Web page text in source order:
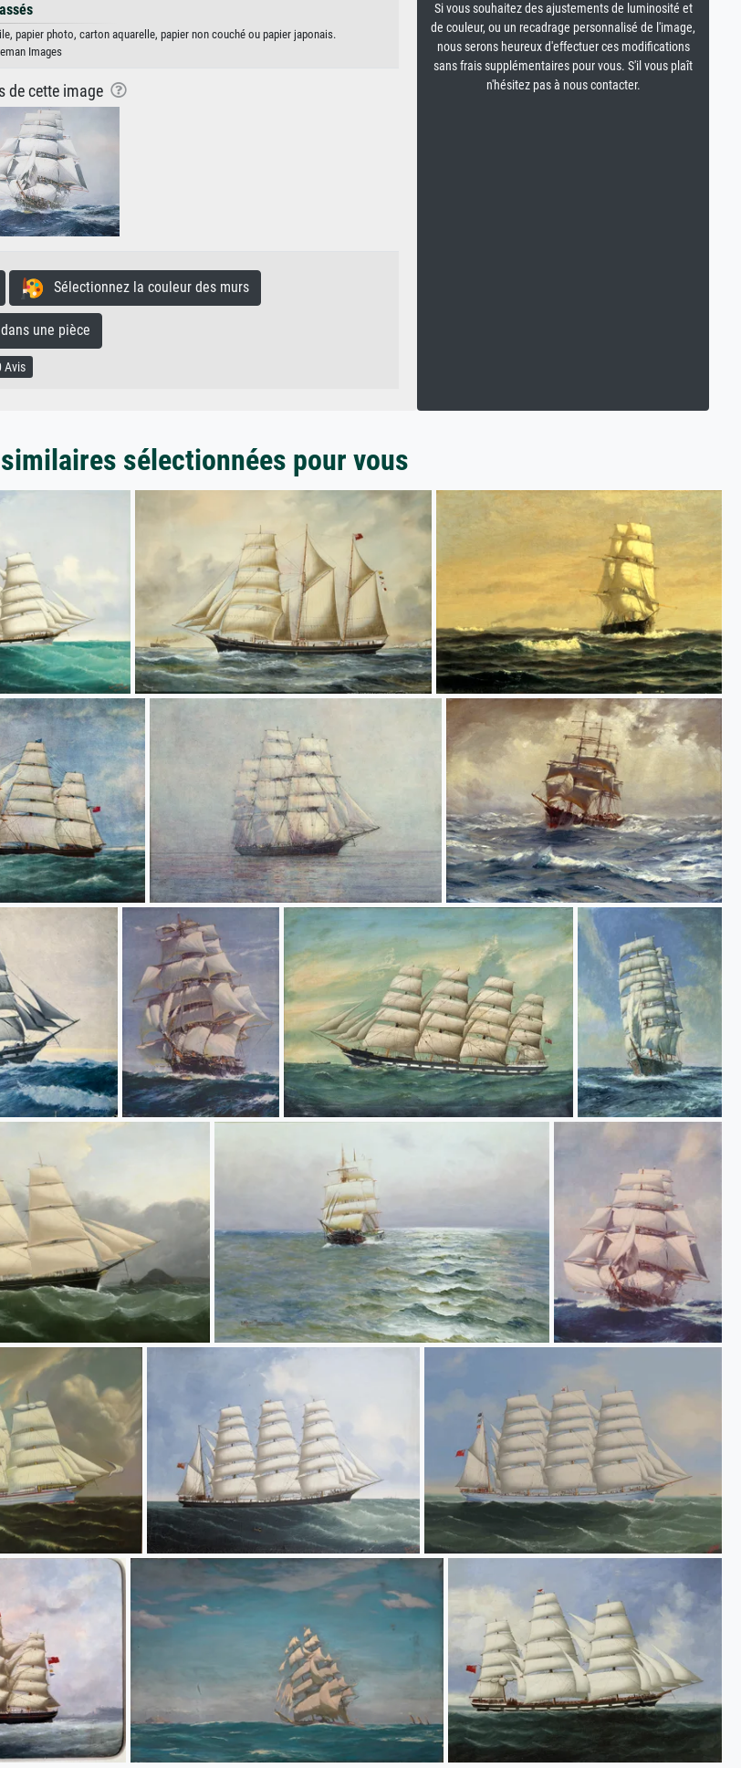
papier photo, carton aquarelle, papier non couché ou papier japonais.
Images
de cette image
Sélectionnez la couleur des murs
une pièce
Avis
Si vous souhaitez des ajustements de luminosité et
de couleur, ou un recadrage personnalisé de l'image,
nous serons heureux d'effectuer ces modifications
sans frais supplémentaires pour vous. S'il vous plaît
n'hésitez pas à nous contacter.
sélectionnées pour vous